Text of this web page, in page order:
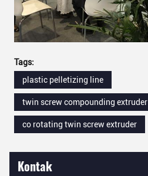
Tags:
plastic pelletizing line
twin screw compounding extruder
co rotating twin screw extruder
Kontak